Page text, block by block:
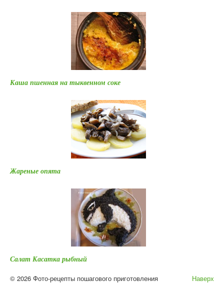
Каша пшенная на тыквенном соке
Жареные опята
Салат Касатка рыбный
Наверх
© 2026 Фото-рецепты пошагового приготовления